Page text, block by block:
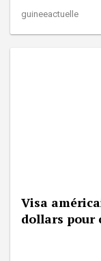
guineeactuelle
Visa
dollars pour